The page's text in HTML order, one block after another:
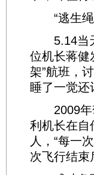
“逃生绳
5.14当天
位机长蒋健
架”航班，
睡了一觉
2009年驾
利机长在自
人，“每一
次飞行结束